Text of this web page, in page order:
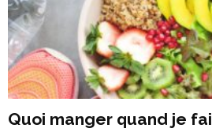
Quoi manger quand je